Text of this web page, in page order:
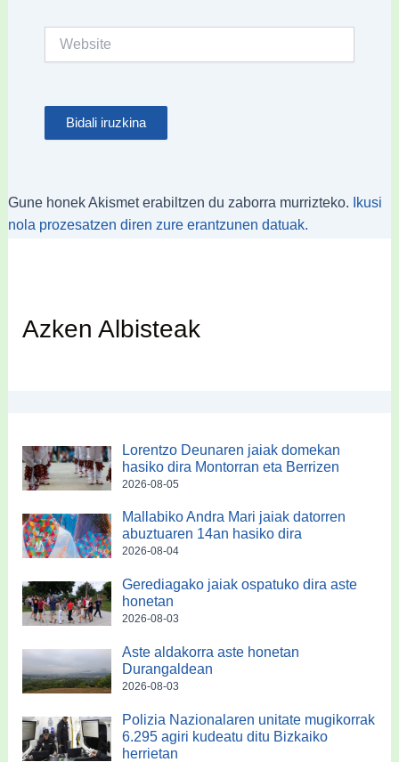
Website
Gune honek Akismet erabiltzen du zaborra murrizteko.
Ikusi
nola prozesatzen diren zure erantzunen datuak.
Azken Albisteak
Lorentzo Deunaren jaiak domekan
hasiko dira Montorran eta Berrizen
2026-08-05
Mallabiko Andra Mari jaiak datorren
abuztuaren 14an hasiko dira
2026-08-04
Gerediagako jaiak ospatuko dira aste
honetan
2026-08-03
Aste aldakorra aste honetan
Durangaldean
2026-08-03
Polizia Nazionalaren unitate mugikorrak
6.295 agiri kudeatu ditu Bizkaiko
herrietan